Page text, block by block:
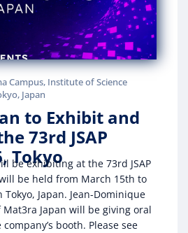
Campus, Institute of Science
Japan
to Exhibit and
73rd JSAP
Tokyo
be exhibiting at the 73rd JSAP
be held from March 15th to
Japan. Jean-Dominique
Japan will be giving oral
booth. Please see